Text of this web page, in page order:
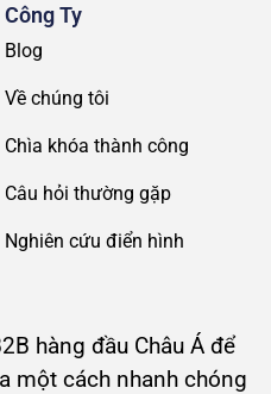
hàng đầu Châu Á để
một cách nhanh chóng
Công Ty
Blog
Về chúng tôi
Chìa khóa thành công
Câu hỏi thường gặp
Nghiên cứu điển hình